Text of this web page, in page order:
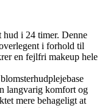
i 24 timer. Denne
i forhold til
en fejlfri makeup hele
langvarig komfort og
mere behageligt at